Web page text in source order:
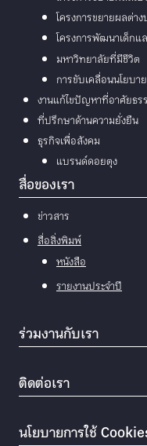
โครงการขยายผลต่าง
โครงการพัฒนาเด็กแ
มหาวิทยาลัยที่มีชีวิต
การขับเคลื่อนนโยบาย
งานแก้ไขปัญหาที่อาศัยธร
ที่ปรึกษาด้านความยั่งยืน
ธุรกิจเพื่อสังคม
แบรนด์ดอยตุง
สื่อของเรา
ข่าวสาร
สื่อสิ่งพิมพ์
หนังสือ
รายงานประจำปี
ร่วมงานกับเรา
ติดต่อเรา
นโยบายการใช้